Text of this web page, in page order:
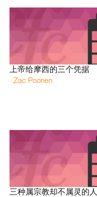
上帝给摩西的三个凭据
Zac Poonen
三种属宗教却不属灵的人